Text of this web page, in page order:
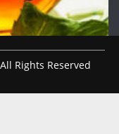
Rights Reserved